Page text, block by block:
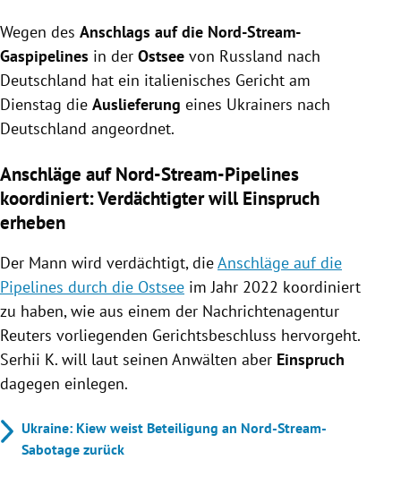
Ukrainers Serhii K. nach Deutschland wegen des
Verdachts der Koordination der Nord-Stream-
Anschläge 2022 angeordnet.
Serhii K., mutmaßlicher Ex-Agent des ukrainischen
Geheimdienstes, bestreitet die Vorwürfe und will
gegen die Auslieferung Einspruch einlegen, die
Die Ermittler werfen ihm vor, mit gefälschten
Ausweisen eine Segeljacht für den Anschlag
gechartert und möglicherweise auch Anschläge auf
haben.
Wegen des Anschlags auf die Nord-Stream-
Gaspipelines in der Ostsee von Russland nach
Deutschland hat ein italienisches Gericht am
Dienstag die Auslieferung eines Ukrainers nach
Deutschland angeordnet.
Anschläge auf Nord-Stream-Pipelines
koordiniert: Verdächtigter will Einspruch
erheben
Der Mann wird verdächtigt, dieAnschläge auf die
Pipelines durch die Ostsee im Jahr 2022 koordiniert
zu haben, wie aus einem der Nachrichtenagentur
Reuters vorliegenden Gerichtsbeschluss hervorgeht.
Serhii K. will laut seinen Anwälten aber Einspruch
dagegen einlegen.
Ukraine: Kiew weist Beteiligung an Nord-Stream-
Sabotage zurück